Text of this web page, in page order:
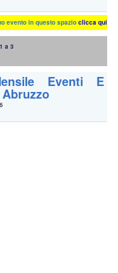
evento in questo spazioclicca qui
a 3
Eventi E